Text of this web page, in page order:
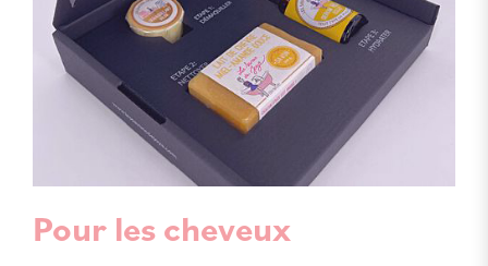
Pour les cheveux